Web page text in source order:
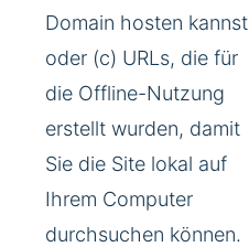
Domain hosten kannst
oder (c) URLs, die für
die Offline-Nutzung
erstellt wurden, damit
Sie die Site lokal auf
Ihrem Computer
durchsuchen können.